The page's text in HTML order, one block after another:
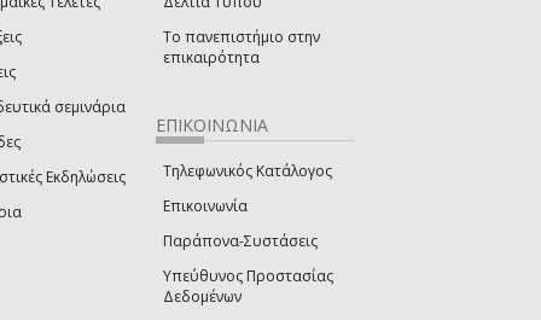
σεμινάρια
Εκδηλώσεις
Το πανεπιστήμιο στην
επικαιρότητα
ΕΠΙΚΟΙΝΩΝΙΑ
Τηλεφωνικός Κατάλογος
Επικοινωνία
Παράπονα-Συστάσεις
Υπεύθυνος Προστασίας
Δεδομένων